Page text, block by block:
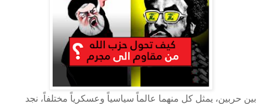
بين حربين، يمثل كل منهما عالماً سياسياً وعسكرياً مختلفاً، نجد